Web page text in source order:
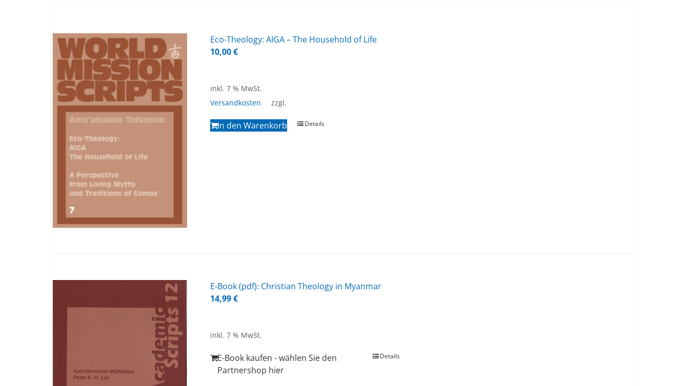
Eco-Theo­lo­gy: AIGA – The House­hold of Life
10,00€
inkl. 7 % MwSt.
zzgl.
Versandkosten
In den Warenkorb Details
E‑Book (pdf): Chris­ti­an Theo­lo­gy in My­an­mar
14,99€
inkl. 7 % MwSt.
E-Book kaufen - wählen Sie den
Partnershop hier
Details